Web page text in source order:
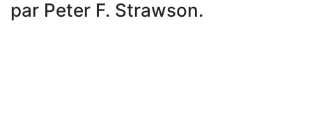
par Peter F. Strawson.